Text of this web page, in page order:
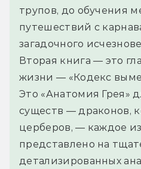
трупов, до обучения
путешествий с
загадочного
Вторая книга — это
жизни — «Кодекс
Это «Анатомия Грея»
существ — драконов,
церберов, — каждое
представлено на
детализированных